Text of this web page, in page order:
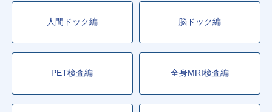
人間ドック編 脳ドック編
PET検査編 全身MRI検査編